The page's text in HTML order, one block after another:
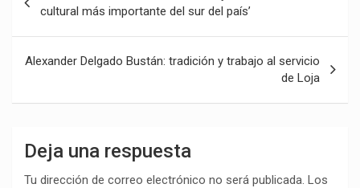
de
entradas
cultural más importante del sur del país’
Alexander Delgado Bustán: tradición y trabajo al servicio
de Loja
Deja una respuesta
Tu dirección de correo electrónico no será publicada. Los